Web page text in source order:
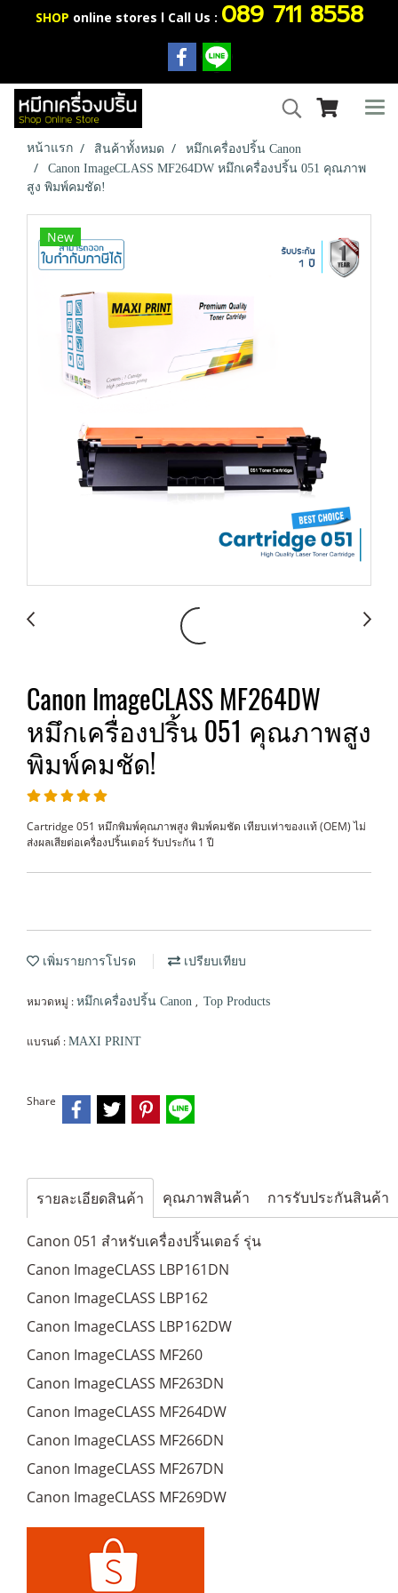
SHOP online stores l Call Us : 089 711 8558
หน้าแรก สินค้าทั้งหมด
หมึกเครื่องปริ้น Canon
Canon ImageCLASS MF264DW หมึกเครื่องปริ้น 051 คุณภาพ
สูง พิมพ์คมชัด!
New
Canon ImageCLASS MF264DW
หมึกเครื่องปริ้น 051 คุณภาพสูง
พิมพ์คมชัด!
Cartridge 051 หมึกพิมพ์คุณภาพสูง พิมพ์คมชัด เทียบเท่าของเเท้ (OEM) ไม่
ส่งผลเสียต่อเครื่องปริ้นเตอร์ รับประกัน 1 ปี
เพิ่มรายการโปรด เปรียบเทียบ
หมวดหมู่ : หมึกเครื่องปริ้น Canon , Top Products
แบรนด์ : MAXI PRINT
Share
รายละเอียดสินค้า คุณภาพสินค้า การรับประกันสินค้า
Canon 051 สำหรับเครื่องปริ้นเตอร์ รุ่น
Canon ImageCLASS LBP161DN
Canon ImageCLASS LBP162
Canon ImageCLASS LBP162DW
Canon ImageCLASS MF260
Canon ImageCLASS MF263DN
Canon ImageCLASS MF264DW
Canon ImageCLASS MF266DN
Canon ImageCLASS MF267DN
Canon ImageCLASS MF269DW